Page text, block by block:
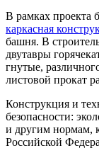
В рамках проекта
каркасная
башня. В
двутавры
гнутые,
листовой прокат
Конструкция и
безопасности:
и другим нормам,
Российской